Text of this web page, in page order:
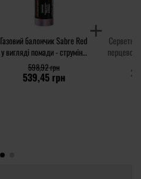
Газовий балончик Sabre Red
у вигляді помади - струмінь
23 мл
539,45 грн
598,92 грн
Серветка